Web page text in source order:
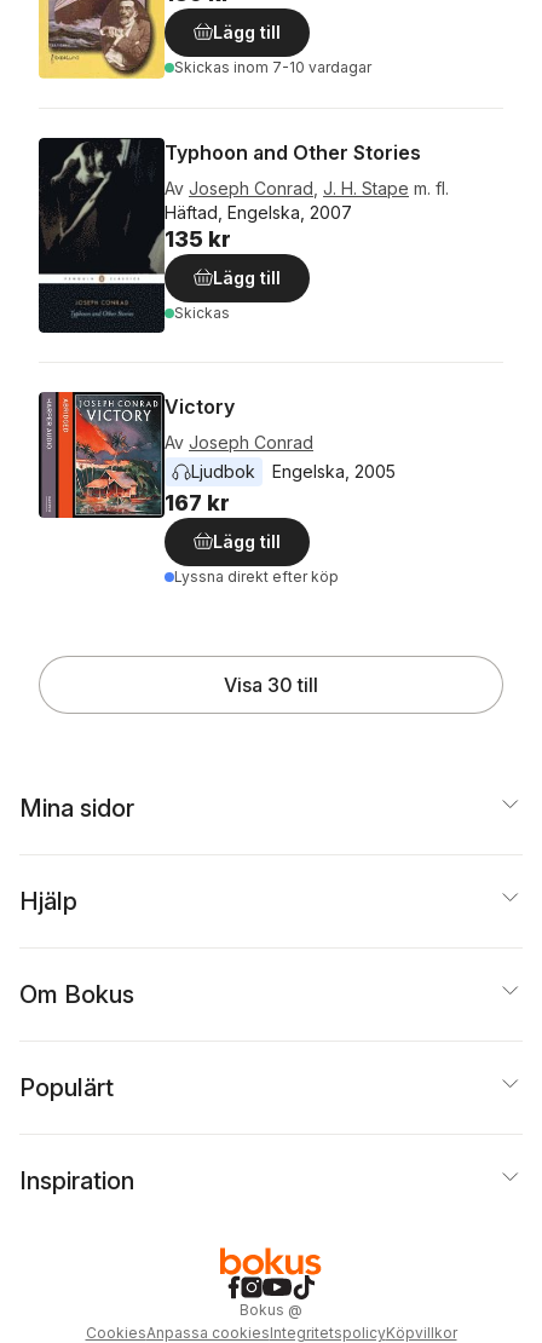
Lägg till
Skickas inom 7-10 vardagar
Typhoon and Other Stories
Av Joseph Conrad J. H. Stape m. fl.
Häftad, Engelska, 2007
135 kr
Lägg till
Skickas
Victory
Av Joseph Conrad
Ljudbok
Engelska, 2005
167 kr
Lägg till
Lyssna direkt efter köp
Visa 30 till
Mina sidor
Hjälp
Om Bokus
Populärt
Inspiration
Bokus @
CookiesAnpassa cookiesIntegritetspolicyKöpvillkor